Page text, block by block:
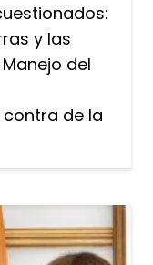
y las
del
de la